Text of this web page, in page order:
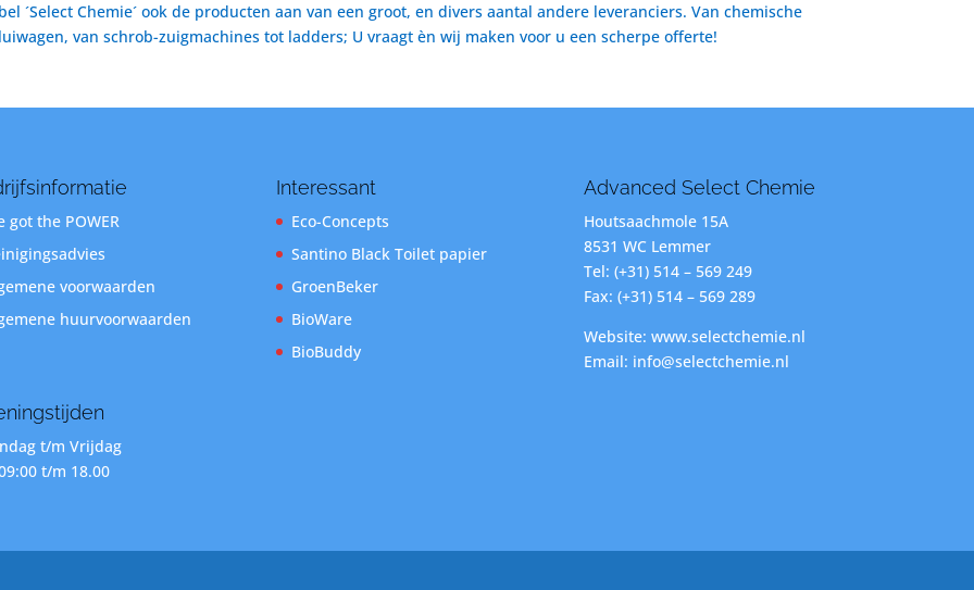
´Select Chemie´ ook de producten aan van een groot, en divers aantal andere leveranciers. Van chemische
van schrob-zuigmachines tot ladders; U vraagt èn wij maken voor u een scherpe offerte!
got the POWER
voorwaarden
huurvoorwaarden
t/m Vrijdag
t/m 18.00
Interessant
Eco-Concepts
Santino Black Toilet papier
GroenBeker
BioWare
BioBuddy
Advanced Select Chemie
Houtsaachmole 15A
8531 WC Lemmer
Tel: (+31) 514 – 569 249
Fax: (+31) 514 – 569 289
Website: www.selectchemie.nl
Email: info@selectchemie.nl